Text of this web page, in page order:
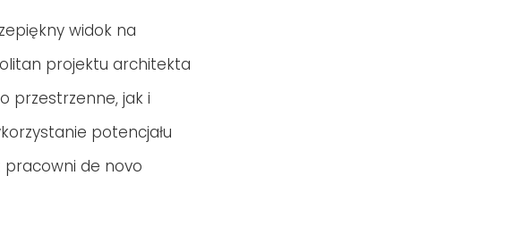
widok na
projektu architekta
przestrzenne, jak i
potencjału
pracowni de novo